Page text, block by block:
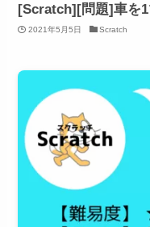
[Scratch][問題]車を
2021年5月5日 Scratch